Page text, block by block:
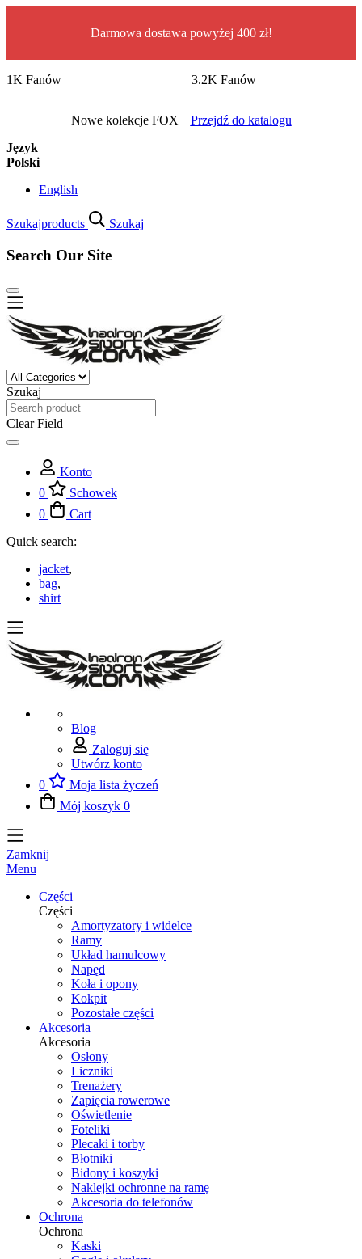
Darmowa dostawa powyżej 400 zł!
1K Fanów 3.2K Fanów
Nowe kolekcje FOX | Przejdź do katalogu
Język
Polski
English
Szukajproducts Szukaj
Search Our Site
Szukaj
Clear Field
Konto
0
Schowek
0
Cart
Quick search:
jacket,
bag,
shirt
Blog
Zaloguj się
Utwórz konto
0
Moja lista życzeń
Mój koszyk 0
Zamknij
Menu
Części
Części
Amortyzatory i widelce
Ramy
Układ hamulcowy
Napęd
Koła i opony
Kokpit
Pozostałe części
Akcesoria
Akcesoria
Osłony
Liczniki
Trenażery
Zapięcia rowerowe
Oświetlenie
Foteliki
Plecaki i torby
Błotniki
Bidony i koszyki
Naklejki ochronne na ramę
Akcesoria do telefonów
Ochrona
Ochrona
Kaski